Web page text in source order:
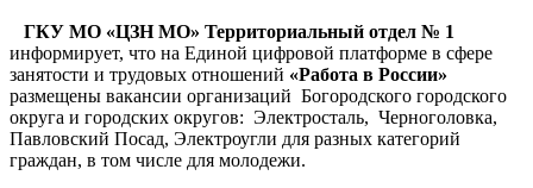
ГКУ МО «ЦЗН МО» Территориальный отдел № 1
информирует, что на Единой цифровой платформе в сфере
занятости и трудовых отношений «Работа в России»
размещены вакансии организаций Богородского городского
округа и городских округов: Электросталь, Черноголовка,
Павловский Посад, Электроугли для разных категорий
граждан, в том числе для молодежи.